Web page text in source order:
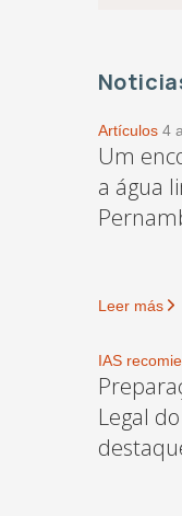
Artículos 4
Um
a água
Leer más
IAS
Legal